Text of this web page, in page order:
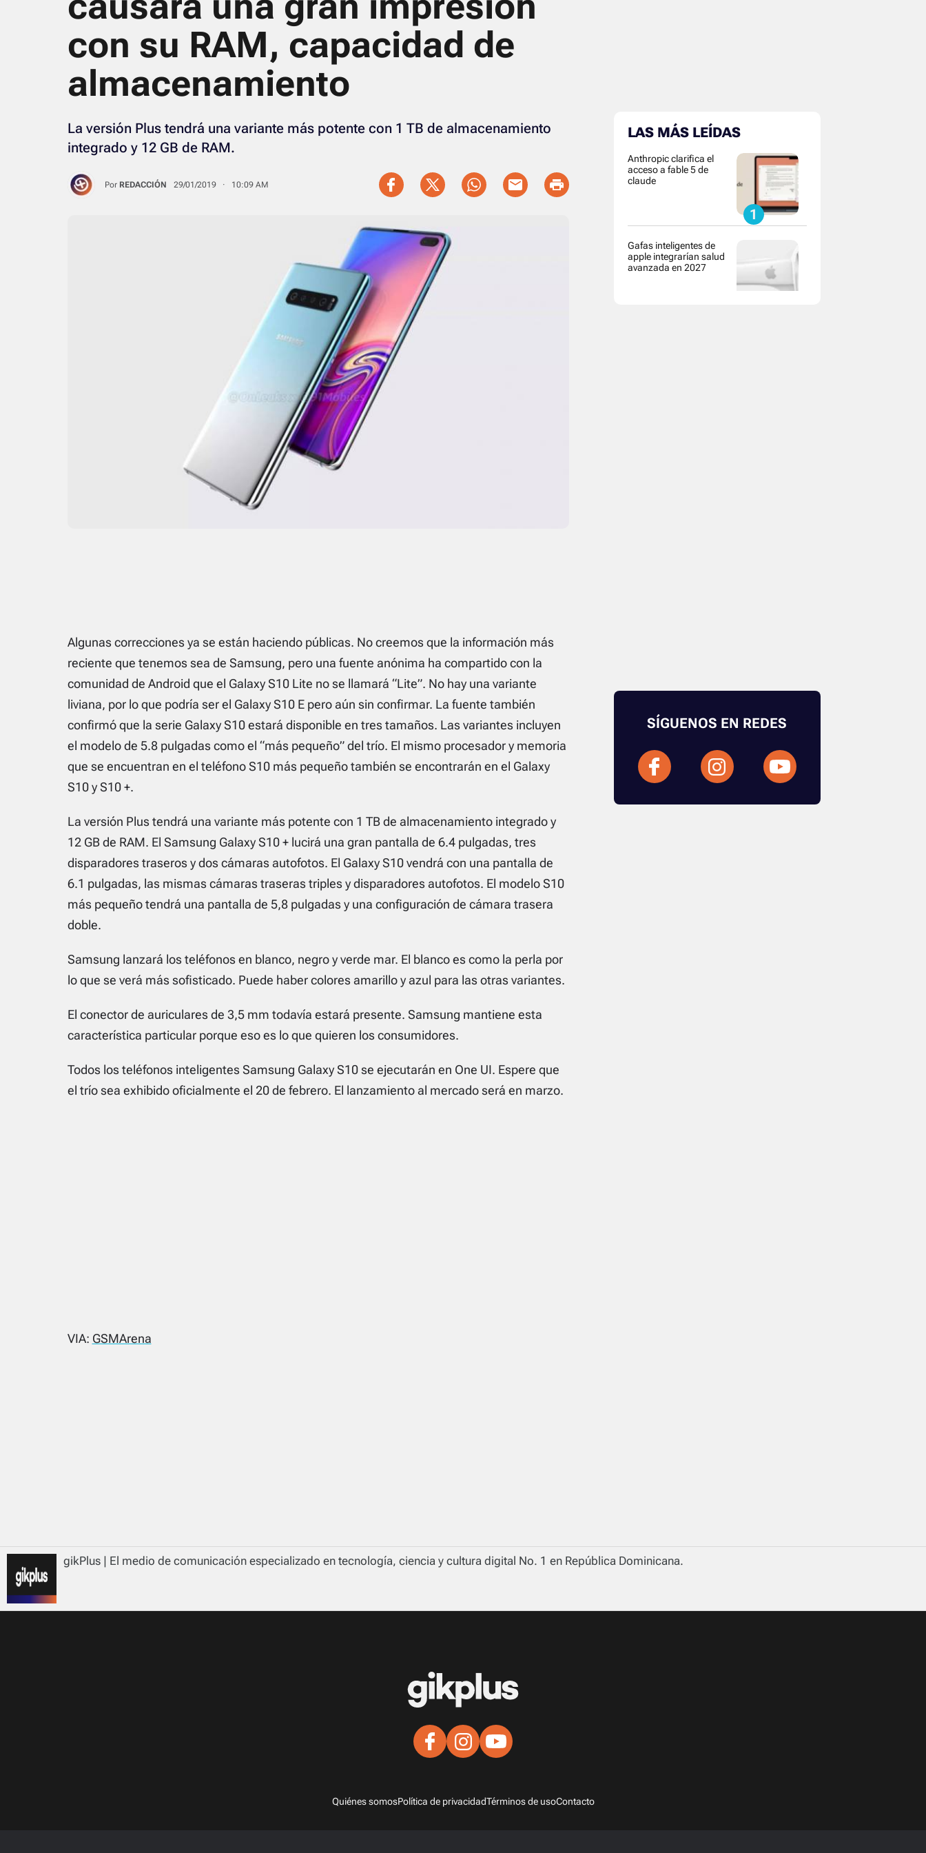
con su RAM, capacidad de
almacenamiento
La versión Plus tendrá una variante más potente con 1 TB de almacenamiento
integrado y 12 GB de RAM.
Por REDACCIÓN 29/01/2019 · 10:09 AM
Algunas correcciones ya se están haciendo públicas. No creemos que la información más
reciente que tenemos sea de Samsung, pero una fuente anónima ha compartido con la
comunidad de Android que el Galaxy S10 Lite no se llamará “Lite”. No hay una variante
liviana, por lo que podría ser el Galaxy S10 E pero aún sin confirmar. La fuente también
confirmó que la serie Galaxy S10 estará disponible en tres tamaños. Las variantes incluyen
el modelo de 5.8 pulgadas como el “más pequeño” del trío. El mismo procesador y memoria
que se encuentran en el teléfono S10 más pequeño también se encontrarán en el Galaxy
S10 y S10 +.
La versión Plus tendrá una variante más potente con 1 TB de almacenamiento integrado y
12 GB de RAM. El Samsung Galaxy S10 + lucirá una gran pantalla de 6.4 pulgadas, tres
disparadores traseros y dos cámaras autofotos. El Galaxy S10 vendrá con una pantalla de
6.1 pulgadas, las mismas cámaras traseras triples y disparadores autofotos. El modelo S10
más pequeño tendrá una pantalla de 5,8 pulgadas y una configuración de cámara trasera
doble.
Samsung lanzará los teléfonos en blanco, negro y verde mar. El blanco es como la perla por
lo que se verá más sofisticado. Puede haber colores amarillo y azul para las otras variantes.
El conector de auriculares de 3,5 mm todavía estará presente. Samsung mantiene esta
característica particular porque eso es lo que quieren los consumidores.
Todos los teléfonos inteligentes Samsung Galaxy S10 se ejecutarán en One UI. Espere que
el trío sea exhibido oficialmente el 20 de febrero. El lanzamiento al mercado será en marzo.
VIA: GSMArena
LAS MÁS LEÍDAS
Anthropic clarifica el
acceso a fable 5 de
claude
Gafas inteligentes de
apple integrarían salud
avanzada en 2027
SÍGUENOS EN REDES
gikPlus | El medio de comunicación especializado en tecnología, ciencia y cultura digital No. 1 en República Dominicana.
Quiénes somosPolítica de privacidadTérminos de usoContacto